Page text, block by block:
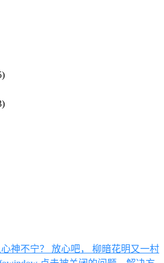
神不宁？ 放心吧， 柳暗花明又一村